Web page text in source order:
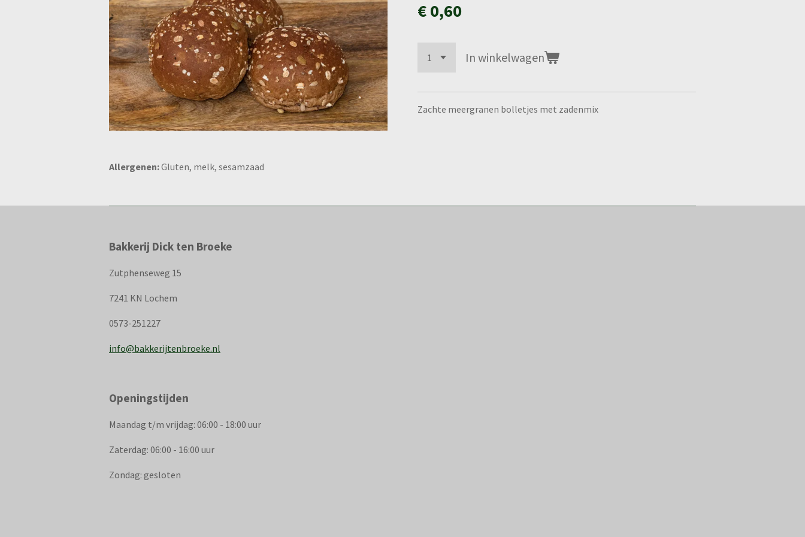
€ 0,60
In winkelwagen
Zachte meergranen bolletjes met zadenmix
Allergenen:Gluten, melk, sesamzaad
Bakkerij Dick ten Broeke
Zutphenseweg 15
7241 KN Lochem
0573-251227
info@bakkerijtenbroeke.nl
Openingstijden
Maandag t/m vrijdag: 06:00 - 18:00 uur
Zaterdag: 06:00 - 16:00 uur
Zondag: gesloten